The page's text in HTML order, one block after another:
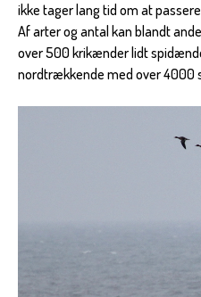
ikke tager lang tid om at
Af arter og antal kan blandt
over 500 krikænder lidt
nordtrækkende med over 4000